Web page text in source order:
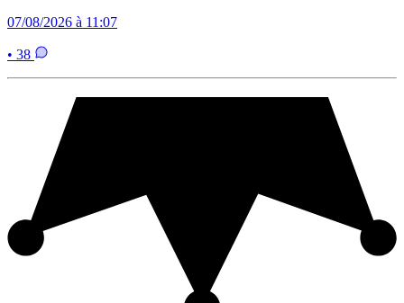
07/08/2026 à 11:07
• 38